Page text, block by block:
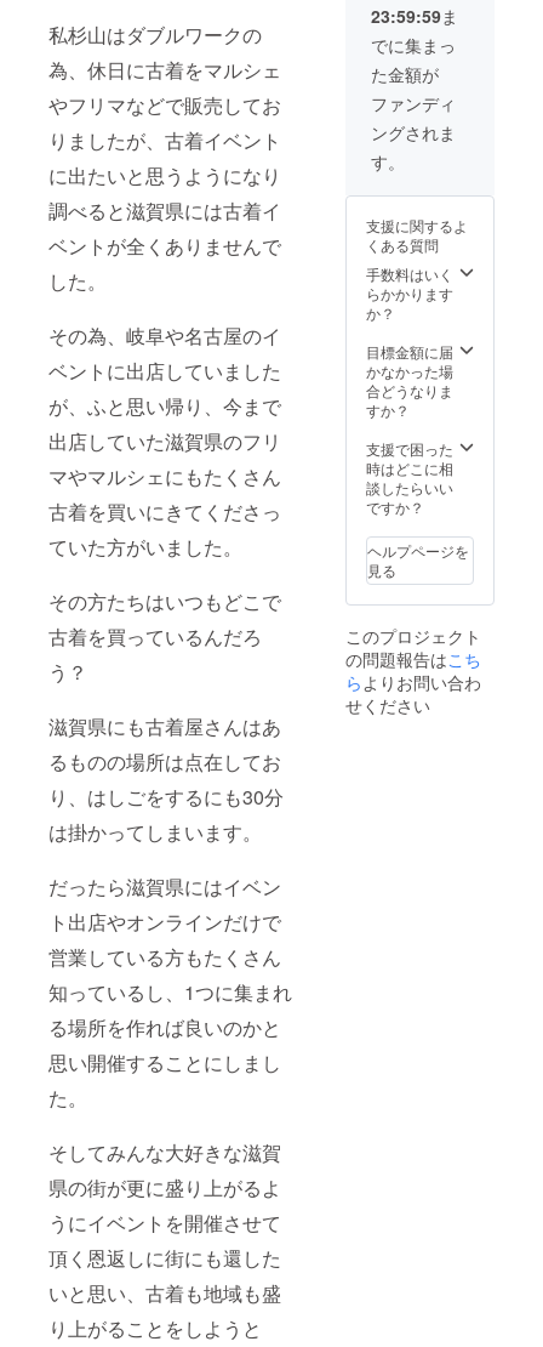
私杉山はダブルワークの
為、休日に古着をマルシェ
やフリマなどで販売してお
りましたが、古着イベント
に出たいと思うようになり
調べると滋賀県には古着イ
ベントが全くありませんで
した。
その為、岐阜や名古屋のイ
ベントに出店していました
が、ふと思い帰り、今まで
出店していた滋賀県のフリ
マやマルシェにもたくさん
古着を買いにきてくださっ
ていた方がいました。
その方たちはいつもどこで
古着を買っているんだろ
う？
滋賀県にも古着屋さんはあ
るものの場所は点在してお
り、はしごをするにも30分
は掛かってしまいます。
だったら滋賀県にはイベン
ト出店やオンラインだけで
営業している方もたくさん
知っているし、1つに集まれ
る場所を作れば良いのかと
思い開催することにしまし
た。
そしてみんな大好きな滋賀
県の街が更に盛り上がるよ
うにイベントを開催させて
頂く恩返しに街にも還した
いと思い、古着も地域も盛
り上がることをしようと
の交通費や滞在
費は各自でご負
担ください。 ・
支援者様との連
絡方法:詳細は当
イベント
Instagramアカ
ウントで連絡し
ます 「滋賀古着
Market」で検索
お願いします。
23:59:59ま
でに集まっ
た金額が
ファンディ
ングされま
す。
支援に関するよ
くある質問
手数料はいく
らかかります
か？
目標金額に届
かなかった場
合どうなりま
すか？
支援で困った
時はどこに相
談したらいい
ですか？
ヘルプページを
見る
このプロジェクト
の問題報告はこち
ら よりお問い合わ
せください